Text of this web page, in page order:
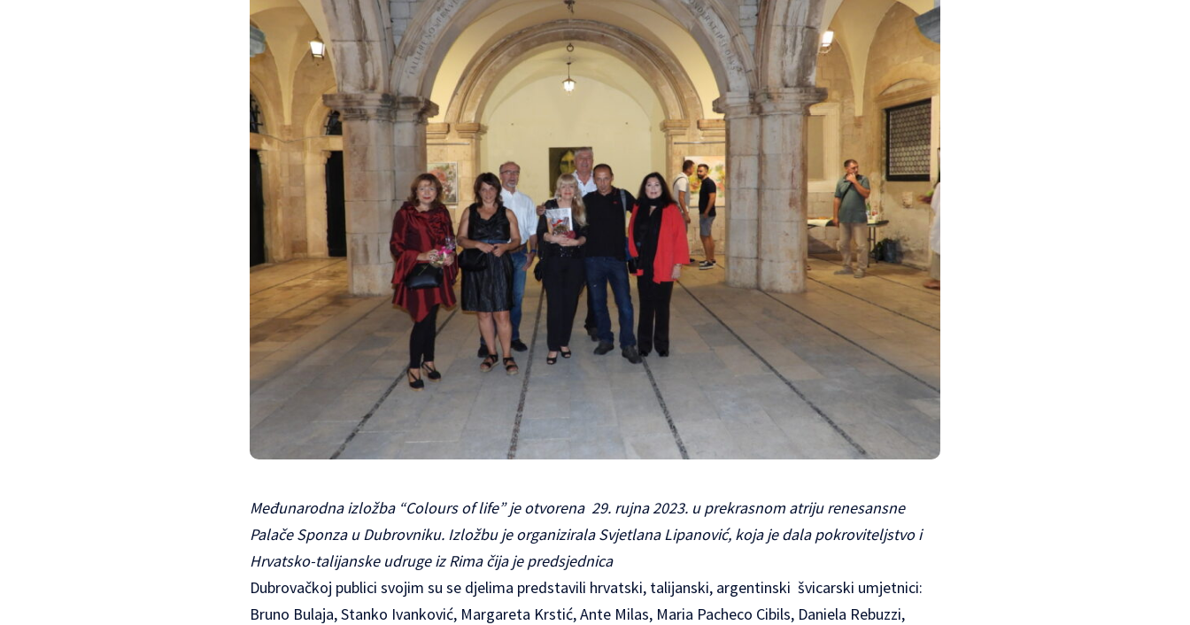
Međunarodna izložba “Colours of life” je otvorena 29. rujna 2023. u prekrasnom atriju renesansne
Palače Sponza u Dubrovniku. Izložbu je organizirala Svjetlana Lipanović, koja je dala pokroviteljstvo i
Hrvatsko-talijanske udruge iz Rima čija je predsjednica
Dubrovačkoj publici svojim su se djelima predstavili hrvatski, talijanski, argentinski švicarski umjetnici:
Bruno Bulaja, Stanko Ivanković, Margareta Krstić, Ante Milas, Maria Pacheco Cibils, Daniela Rebuzzi,